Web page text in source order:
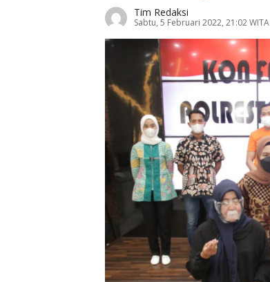
Tim Redaksi
Sabtu, 5 Februari 2022, 21:02 WITA